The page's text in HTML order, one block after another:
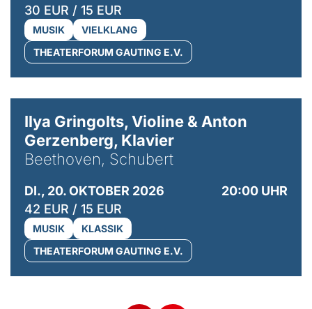
30 EUR / 15 EUR
MUSIK
VIELKLANG
THEATERFORUM GAUTING E.V.
Ilya Gringolts, Violine & Anton
Gerzenberg, Klavier
Beethoven, Schubert
DI., 20. OKTOBER 2026
20:00 UHR
42 EUR / 15 EUR
MUSIK
KLASSIK
THEATERFORUM GAUTING E.V.